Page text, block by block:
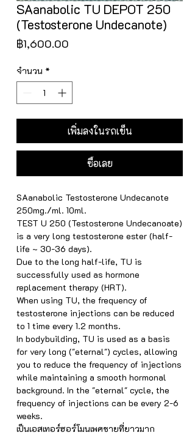
SAanabolic TU DEPOT 250
(Testosterone Undecanote)
฿1,600.00
จำนวน *
เพิ่มลงในรถเข็น
ซื้อเลย
SAanabolic Testosterone Undecanote
250mg./ml. 10ml.
TEST U 250 (Testosterone Undecanoate)
is a very long testosterone ester (half-
life ~ 30-36 days).
Due to the long half-life, TU is
successfully used as hormone
replacement therapy (HRT).
When using TU, the frequency of
testosterone injections can be reduced
to 1 time every 1.2 months.
In bodybuilding, TU is used as a basis
for very long ("eternal") cycles, allowing
you to reduce the frequency of injections
while maintaining a smooth hormonal
background. In the "eternal" cycle, the
frequency of injections can be every 2-6
weeks.
เป็นเอสเทอร์ฮอร์โมนเพศชายที่ยาวมาก